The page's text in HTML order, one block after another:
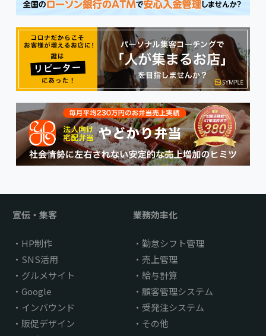
宣伝・集客
HP制作
SNS活用
グルメサイト
Google
インバウンド
販促デザイン
業務効率化
勤怠シフト管理
売上管理
給与計算
顧客管理システム
受発注システム
その他